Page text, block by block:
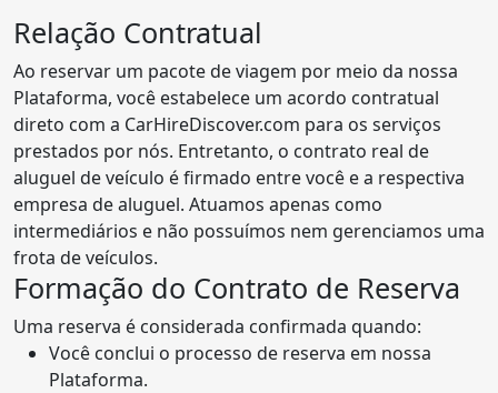
Relação Contratual
Ao reservar um pacote de viagem por meio da nossa
Plataforma, você estabelece um acordo contratual
direto com a CarHireDiscover.com para os serviços
prestados por nós. Entretanto, o contrato real de
aluguel de veículo é firmado entre você e a respectiva
empresa de aluguel. Atuamos apenas como
intermediários e não possuímos nem gerenciamos uma
frota de veículos.
Formação do Contrato de Reserva
Uma reserva é considerada confirmada quando:
Você conclui o processo de reserva em nossa
Plataforma.